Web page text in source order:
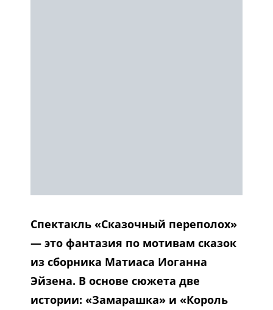
Спектакль «Сказочный переполох»
— это фантазия по мотивам сказок
из сборника Матиаса Иоганна
Эйзена. В основе сюжета две
истории: «Замарашка» и «Король